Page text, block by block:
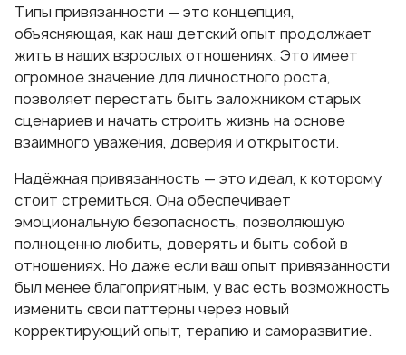
Типы привязанности — это концепция,
объясняющая, как наш детский опыт продолжает
жить в наших взрослых отношениях. Это имеет
огромное значение для личностного роста,
позволяет перестать быть заложником старых
сценариев и начать строить жизнь на основе
взаимного уважения, доверия и открытости.
Надёжная привязанность — это идеал, к которому
стоит стремиться. Она обеспечивает
эмоциональную безопасность, позволяющую
полноценно любить, доверять и быть собой в
отношениях. Но даже если ваш опыт привязанности
был менее благоприятным, у вас есть возможность
изменить свои паттерны через новый
корректирующий опыт, терапию и саморазвитие.